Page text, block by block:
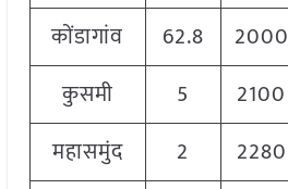
कोंडागांव
62.8 2000
कुसमी
5 2100
महासमुंद
2 2280